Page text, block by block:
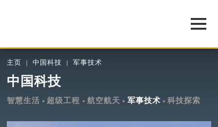
主页 中国科技 军事技术
中国科技
智慧生活 超级工程 航空航天 军事技术 科技探索